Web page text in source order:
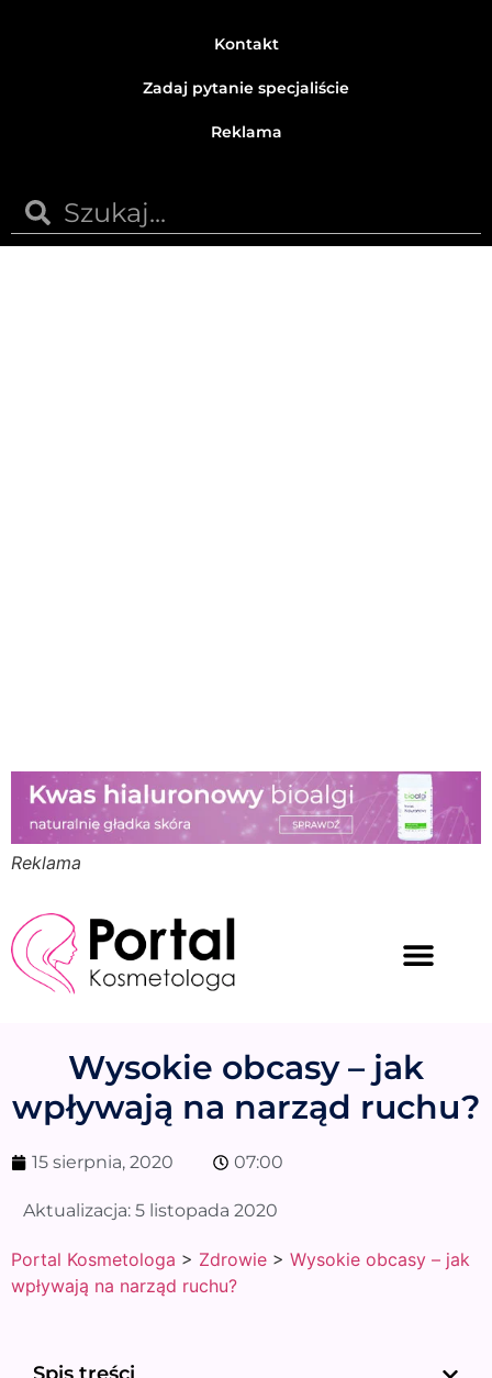
Kontakt
Zadaj pytanie specjaliście
Reklama
Reklama
Wysokie obcasy – jak
wpływają na narząd ruchu?
15 sierpnia, 2020 07:00
Aktualizacja: 5 listopada 2020
Portal Kosmetologa > Zdrowie > Wysokie obcasy – jak
wpływają na narząd ruchu?